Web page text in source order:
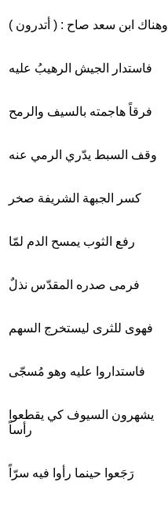
وهناك ابن سعد صاح : ( أتدرون )
فاستدار الجيش الرهيبُ عليه
فرقاً هاجمته بالسيف والرمح
وقف السبط يدّري الرمي عنه
كسر الجبهة الشريفة صخر
رفع الثوب يمسح الدم لمّا
فرمى صدره المقدّس نذلٌ
فهوى للثرى ليستخرج السهم
فاستداروا عليه وهو مُسجّى
يشهرون السيوف كي يقطعوا
رأساً
رَجَعوا حينما رأوا فيه سرّاً